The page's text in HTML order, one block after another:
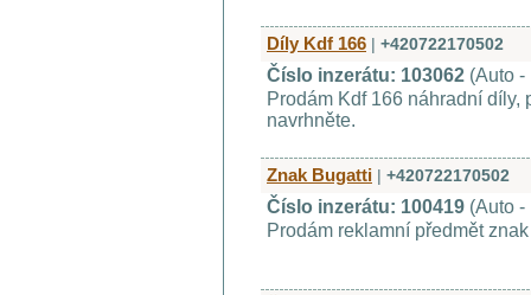
Díly Kdf 166 | +420722170502
Číslo inzerátu: 103062 (Auto -
Prodám Kdf 166 náhradní díly,
navrhněte.
Znak Bugatti | +420722170502
Číslo inzerátu: 100419 (Auto -
Prodám reklamní předmět